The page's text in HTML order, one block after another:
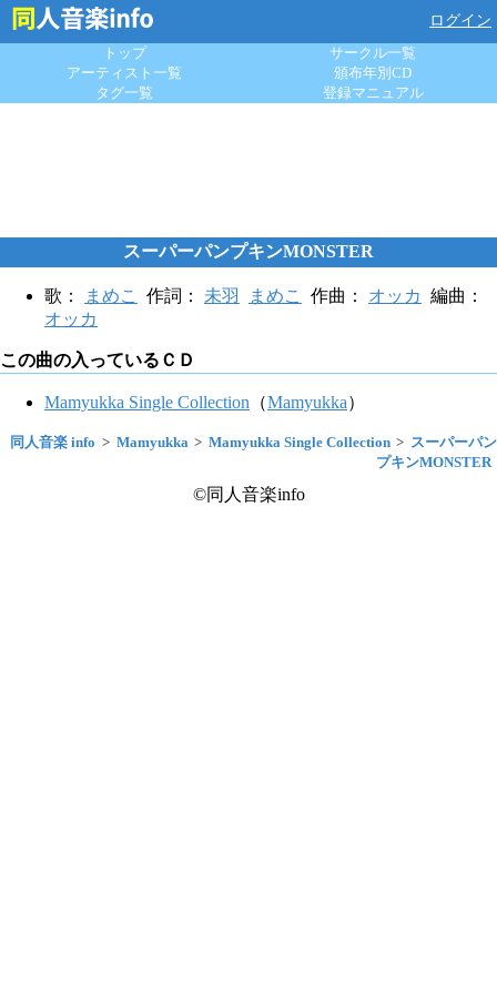
ログイン
トップ
サークル一覧
アーティスト一覧
頒布年別CD
タグ一覧
登録マニュアル
スーパーパンプキンMONSTER
歌： まめこ 作詞： 未羽 まめこ 作曲： オッカ 編曲：
オッカ
この曲の入っているＣＤ
Mamyukka Single Collection （Mamyukka）
同人音楽 info Mamyukka Mamyukka Single Collection
スーパーパン
プキンMONSTER
©同人音楽info